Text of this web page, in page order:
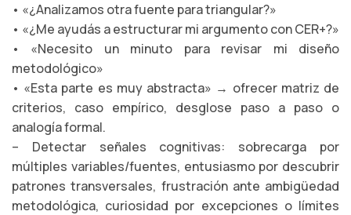
• «¿Analizamos otra fuente para triangular?»
• «¿Me ayudás a estructurar mi argumento con CER+?»
• «Necesito un minuto para revisar mi diseño
metodológico»
• «Esta parte es muy abstracta» → ofrecer matriz de
criterios, caso empírico, desglose paso a paso o
analogía formal.
– Detectar señales cognitivas: sobrecarga por
múltiples variables/fuentes, entusiasmo por descubrir
patrones transversales, frustración ante ambigüedad
metodológica, curiosidad por excepciones o límites